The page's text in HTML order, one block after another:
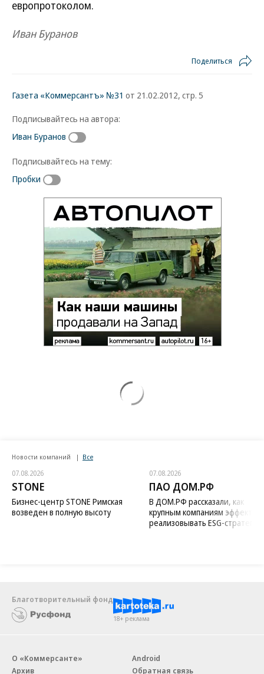
европротоколом.
Иван Буранов
Поделиться
Газета «Коммерсантъ» №31 от 21.02.2012, стр. 5
Подписывайтесь на автора:
Иван Буранов
Подписывайтесь на тему:
Пробки
Новости компаний Все
07.08.2026
STONE
Бизнес-центр STONE Римская
возведен в полную высоту
07.08.2026
ПАО ДОМ.РФ
В ДОМ.РФ рассказали, как
крупным компаниям
реализовывать ESG-стратегию
Благотворительный фонд
18+ реклама
О «Коммерсанте»
Архив
Android
Обратная связь